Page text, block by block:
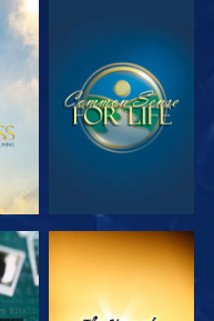
SE
SE